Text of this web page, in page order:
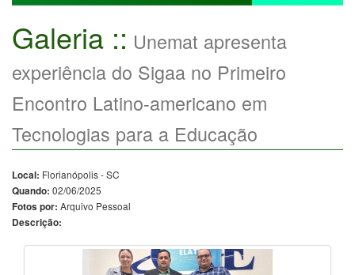
Galeria :: Unemat apresenta
experiência do Sigaa no Primeiro
Encontro Latino-americano em
Tecnologias para a Educação
Local: Florianópolis - SC
Quando: 02/06/2025
Fotos por: Arquivo Pessoal
Descrição: